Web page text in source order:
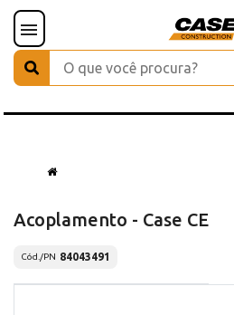
Acoplamento - Case CE
Cód./PN 84043491